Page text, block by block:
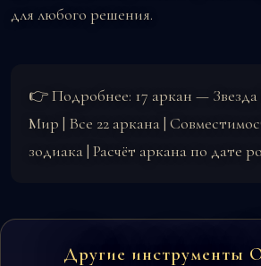
для любого решения.
👉 Подробнее: 17 аркан — Звезда
Мир | Все 22 аркана|
зодиака| Расчёт аркана по дате
Другие инструменты